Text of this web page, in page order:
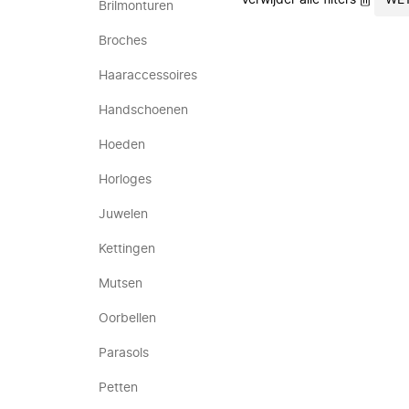
Brilmonturen
Broches
Haaraccessoires
Handschoenen
Hoeden
Horloges
Juwelen
Kettingen
Mutsen
Oorbellen
Parasols
Petten